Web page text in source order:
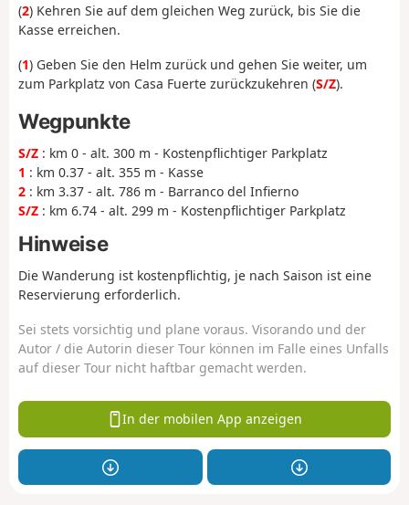
(2) Kehren Sie auf dem gleichen Weg zurück, bis Sie die
Kasse erreichen.
(1) Geben Sie den Helm zurück und gehen Sie weiter, um
zum Parkplatz von Casa Fuerte zurückzukehren (S/Z).
Wegpunkte
S/Z : km 0 - alt. 300 m - Kostenpflichtiger Parkplatz
1 : km 0.37 - alt. 355 m - Kasse
2 : km 3.37 - alt. 786 m - Barranco del Infierno
S/Z : km 6.74 - alt. 299 m - Kostenpflichtiger Parkplatz
Hinweise
Die Wanderung ist kostenpflichtig, je nach Saison ist eine
Reservierung erforderlich.
Sei stets vorsichtig und plane voraus. Visorando und der
Autor / die Autorin dieser Tour können im Falle eines Unfalls
auf dieser Tour nicht haftbar gemacht werden.
In der mobilen App anzeigen